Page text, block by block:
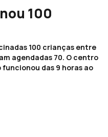
100
100 crianças entre
agendadas 70. O centro
das 9 horas ao